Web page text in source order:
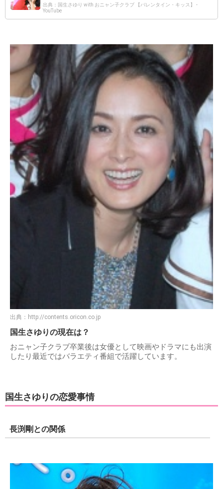
出典：国生さゆり with おニャン子クラブ 【バレンタイン・キッス】 -
YouTube
出典： http://contents.oricon.co.jp
国生さゆりの現在は？
おニャン子クラブ卒業後は女優として映画やドラマにも出演
したり最近ではバラエティ番組で活躍しています。
国生さゆりの恋愛事情
長渕剛との関係